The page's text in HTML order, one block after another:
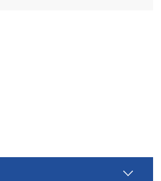
设计、
120um 厚度金属或有一定韧性的